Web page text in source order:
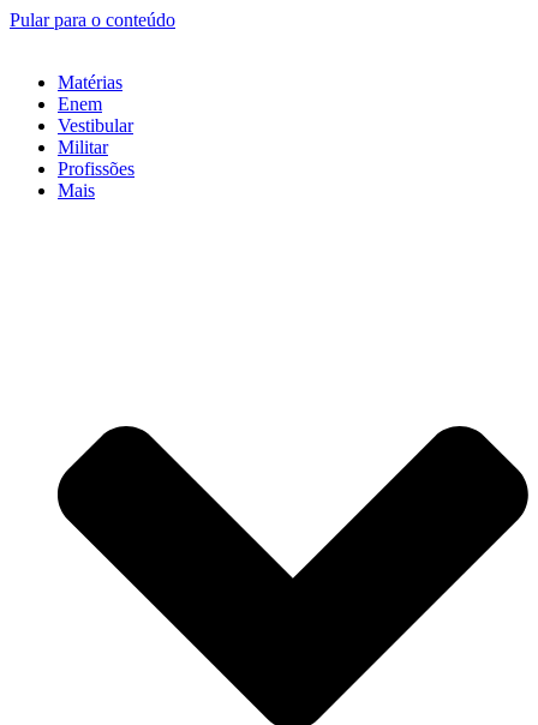
Pular para o conteúdo
Matérias
Enem
Vestibular
Militar
Profissões
Mais